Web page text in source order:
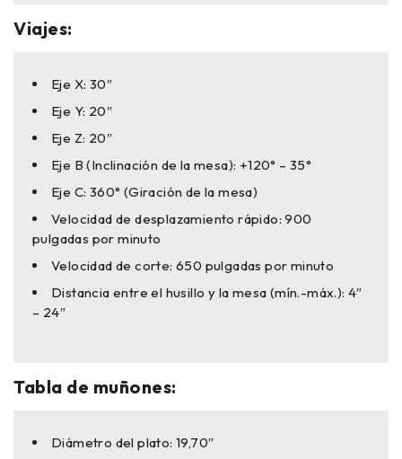
Viajes:
Eje X: 30″
Eje Y: 20″
Eje Z: 20″
Eje B (Inclinación de la mesa): +120° – 35°
Eje C: 360° (Giración de la mesa)
Velocidad de desplazamiento rápido: 900
pulgadas por minuto
Velocidad de corte: 650 pulgadas por minuto
Distancia entre el husillo y la mesa (mín.-máx.): 4″
– 24″
Tabla de muñones:
Diámetro del plato: 19,70″